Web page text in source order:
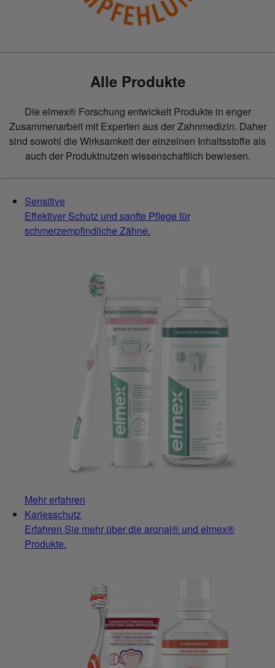
Alle Produkte
Die elmex® Forschung entwickelt Produkte in enger
Zusammenarbeit mit Experten aus der Zahnmedizin. Daher
sind sowohl die Wirksamkeit der einzelnen Inhaltsstoffe als
auch der Produktnutzen wissenschaftlich bewiesen.
Sensitive
Effektiver Schutz und sanfte Pflege für
schmerzempfindliche Zähne.
Mehr erfahren
Kariesschutz
Erfahren Sie mehr über die aronal® und elmex®
Produkte.